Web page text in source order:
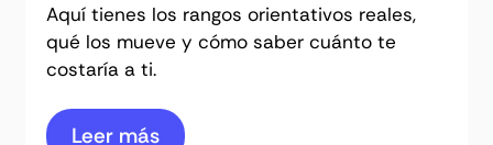
Aquí tienes los rangos orientativos reales,
qué los mueve y cómo saber cuánto te
costaría a ti.
Leer más